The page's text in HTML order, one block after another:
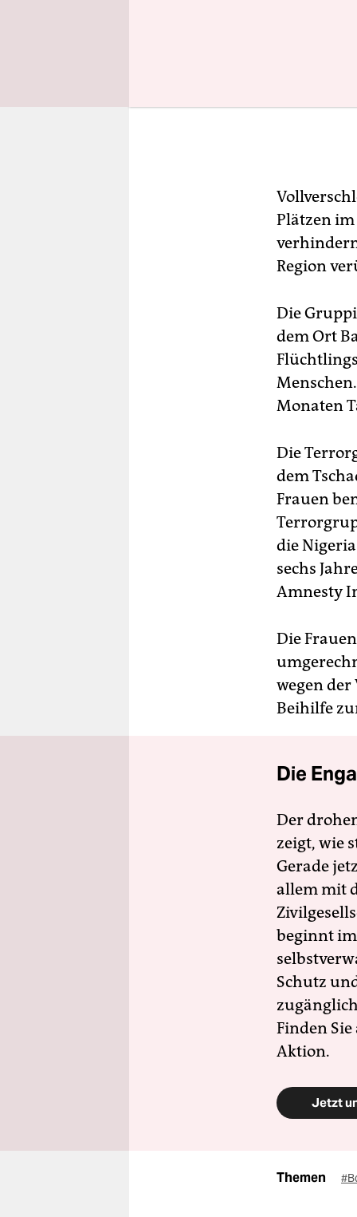
Plätzen
Region
Die
dem Ort
Monaten
Die
dem
Frauen
die
sechs
Amnesty
Die
wegen
Beihilfe
Die
Der
zeigt, wie
Gerade
allem mit
beginnt
Schutz
Finden
Aktion.
Jetzt
Themen